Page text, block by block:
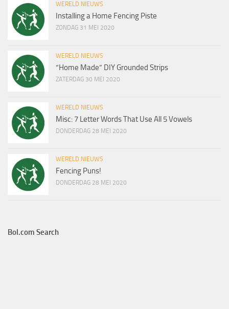
WERELD NIEUWS
Installing a Home Fencing Piste
ZONDAG 31 MEI 2020
WERELD NIEUWS
“Home Made” DIY Grounded Strips
ZATERDAG 30 MEI 2020
WERELD NIEUWS
Misc: 7 Letter Words That Use All 5 Vowels
DONDERDAG 28 MEI 2020
WERELD NIEUWS
Fencing Puns!
DONDERDAG 28 MEI 2020
Bol.com Search